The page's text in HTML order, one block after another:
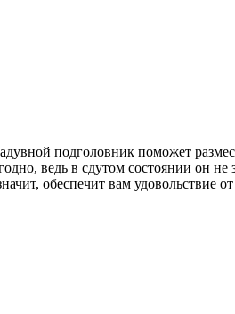
подголовник поможет
ведь в сдутом состоянии он
обеспечит вам удовольствие